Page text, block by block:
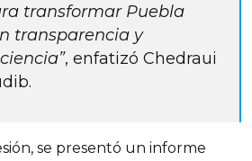
transformar Puebla
transparencia y
, enfatizó Chedraui
se presentó un informe